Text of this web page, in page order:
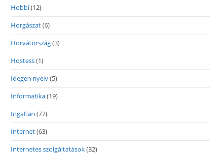
Hobbi(12)
Horgászat(6)
Horvátország(3)
Hostess(1)
Idegen nyelv(5)
Informatika(19)
Ingatlan (77)
Internet(63)
Internetes szolgáltatások(32)